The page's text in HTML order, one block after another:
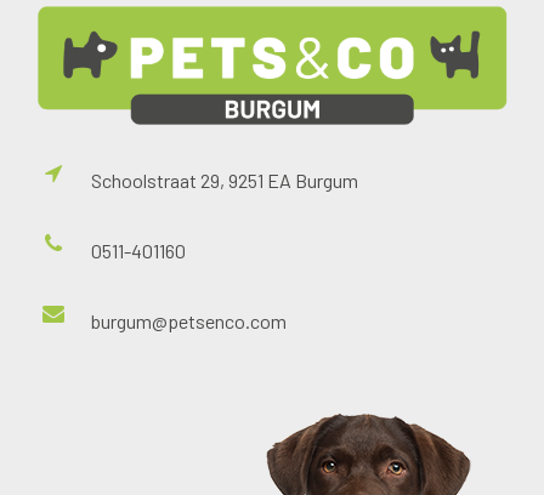
Schoolstraat 29, 9251 EA Burgum
0511-401160
burgum@petsenco.com